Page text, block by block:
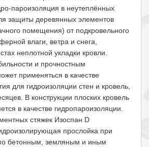
пароизоляция в неутеплённых
защиты деревянных элементов
помещения) от подкровельного
влаги, ветра и снега,
неплотной укладки кровли.
и прочностным
применяться в качестве
для гидроизоляции стен и кровель,
В конструкции плоских кровель
в качестве гидропароизоляции.
стяжек Изоспан D
прослойка при
бетонным, земляным и иным